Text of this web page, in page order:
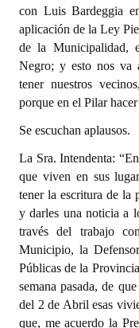
con Luis Bardeggia
aplicación de la Ley
de la Municipalidad,
Negro; y esto nos va
tener nuestros
porque en el Pilar
Se escuchan aplausos.
La Sra. Intendenta:
que viven en sus
tener la escritura de la
y darles una noticia a
través del trabajo
Municipio, la
Públicas de la
semana pasada, de
del 2 de Abril esas
que, me acuerdo la